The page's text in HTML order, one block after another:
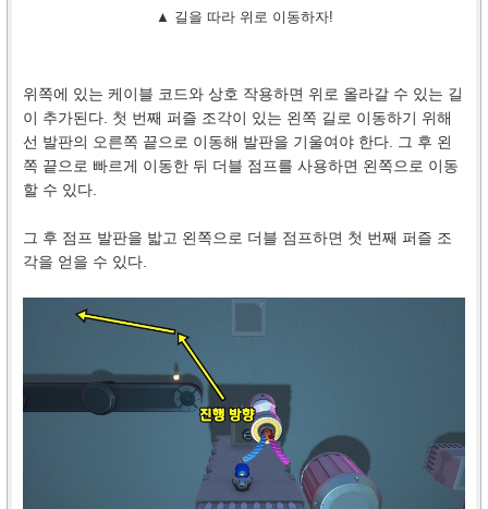
▲ 길을 따라 위로 이동하자!
위쪽에 있는 케이블 코드와 상호 작용하면 위로 올라갈 수 있는 길
이 추가된다. 첫 번째 퍼즐 조각이 있는 왼쪽 길로 이동하기 위해
선 발판의 오른쪽 끝으로 이동해 발판을 기울여야 한다. 그 후 왼
쪽 끝으로 빠르게 이동한 뒤 더블 점프를 사용하면 왼쪽으로 이동
할 수 있다.
그 후 점프 발판을 밟고 왼쪽으로 더블 점프하면 첫 번째 퍼즐 조
각을 얻을 수 있다.